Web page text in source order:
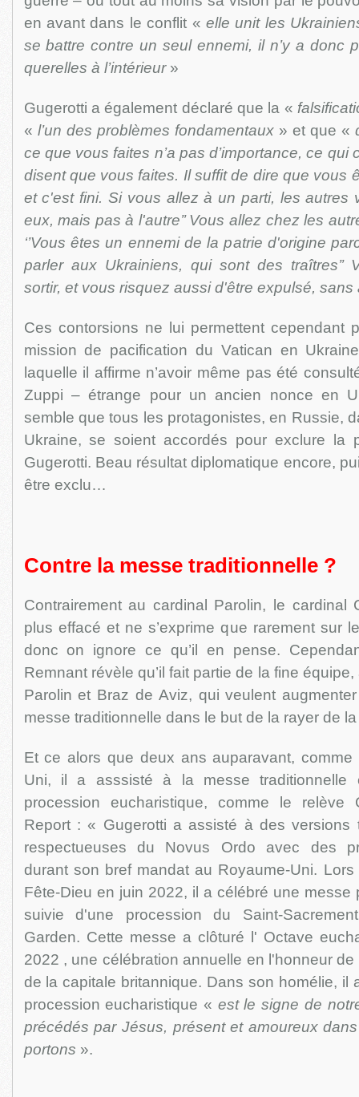
en avant dans le conflit « elle unit les
se battre contre un seul ennemi, il n’y a donc
querelles à l’intérieur »
Gugerotti a également déclaré que la «
« l’un des problèmes fondamentaux» et que «
ce que vous faites n’a pas d’importance, ce qui
disent que vous faites. Il suffit de dire que vous
et c'est fini. Si vous allez à un parti, les autres
eux, mais pas à l'autre’’ Vous allez chez les
‘’Vous êtes un ennemi de la patrie d'origine
parler aux Ukrainiens, qui sont des traîtres’’
sortir, et vous risquez aussi d'être expulsé, sans
Ces contorsions ne lui permettent cependant
mission de pacification du Vatican en
laquelle il affirme n’avoir même pas été
Zuppi – étrange pour un ancien nonce en
semble que tous les protagonistes, en Russie,
Ukraine, se soient accordés pour exclure la
Gugerotti. Beau résultat diplomatique encore,
être exclu…
Contre la messe traditionnelle ?
Contrairement au cardinal Parolin, le cardinal
plus effacé et ne s’exprime que rarement sur
donc on ignore ce qu’il en pense.
Remnant révèle qu’il fait partie de la fine
Parolin et Braz de Aviz, qui veulent
messe traditionnelle dans le but de la rayer de
Et ce alors que deux ans auparavant,
Uni, il a asssisté à la messe traditionnelle
procession eucharistique, comme le relève
Report : « Gugerotti a assisté à des versions
respectueuses du Novus Ordo avec des
durant son bref mandat au Royaume-Uni.
Fête-Dieu en juin 2022, il a célébré une messe
suivie d'une procession du Saint-
Garden. Cette messe a clôturé l' Octave
2022 , une célébration annuelle en l'honneur
de la capitale britannique. Dans son homélie, il
procession eucharistique « est le signe de
précédés par Jésus, présent et amoureux
portons ».